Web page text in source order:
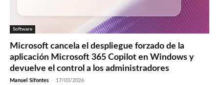
Software
Microsoft cancela el despliegue forzado de la
aplicación Microsoft 365 Copilot en Windows y
devuelve el control a los administradores
Manuel Sifontes - 17/03/2026